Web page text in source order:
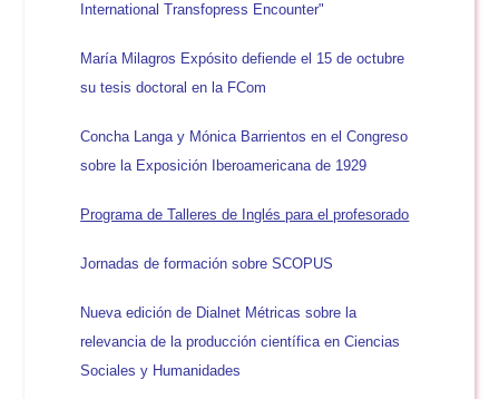
International Transfopress Encounter"
María Milagros Expósito defiende el 15 de octubre
su tesis doctoral en la FCom
Concha Langa y Mónica Barrientos en el Congreso
sobre la Exposición Iberoamericana de 1929
Programa de Talleres de Inglés para el profesorado
Jornadas de formación sobre SCOPUS
Nueva edición de Dialnet Métricas sobre la
relevancia de la producción científica en Ciencias
Sociales y Humanidades